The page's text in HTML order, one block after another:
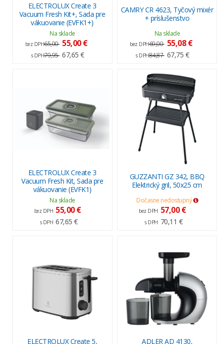
ELECTROLUX Create 3
Vacuum Fresh Kit+, Sada pre
vákuovanie (EVFK1+)
Na sklade
bez DPH65,00 55,00 €
s DPH79,95 67,65 €
CAMRY CR 4623, Tyčový mixér
+ príslušenstvo
Na sklade
bez DPH69,00 55,08 €
s DPH84,87 67,75 €
ELECTROLUX Create 3
Vacuum Fresh Kit, Sada pre
vákuovanie (EVFK1)
Na sklade
bez DPH 55,00 €
s DPH 67,65 €
GUZZANTI GZ 342, BBQ
Elektrický gril, 50x25 cm
Dočasne nedostupný
bez DPH 57,00 €
s DPH 70,11 €
ELECTROLUX Create 5, ADLER AD 4130,